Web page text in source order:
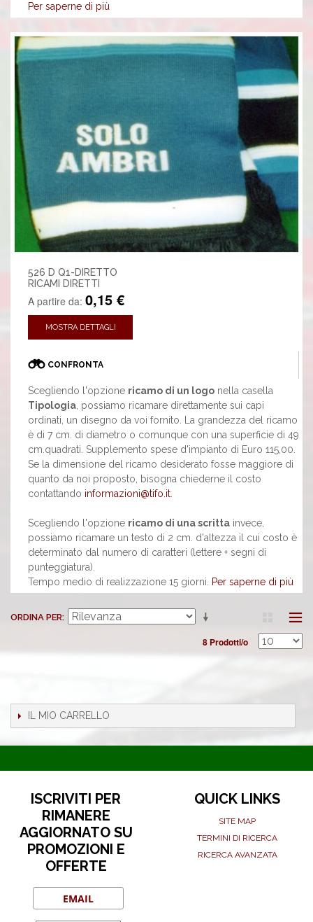
Per saperne di più
526 D Q1-DIRETTO
RICAMI DIRETTI
A partire da: 0,15 €
MOSTRA DETTAGLI
CONFRONTA
Scegliendo l'opzione ricamo di un logo nella casella
Tipologia , possiamo ricamare direttamente sui capi
ordinati, un disegno da voi fornito. La grandezza del ricamo
è di 7 cm. di diametro o comunque con una superficie di 49
cm.quadrati. Supplemento spese d'impianto di Euro 115,00.
Se la dimensione del ricamo desiderato fosse maggiore di
quanto da noi proposto, bisogna chiederne il costo
contattando informazioni@tifo.it
Scegliendo l'opzione ricamo di una scritta invece,
possiamo ricamare un testo di 2 cm. d'altezza il cui costo è
determinato dal numero di caratteri (lettere + segni di
punteggiatura).
Tempo medio di realizzazione 15 giorni.
Per saperne di più
ORDINA PER
8 Prodotti/o
IL MIO CARRELLO
ISCRIVITI PER
RIMANERE
AGGIORNATO SU
PROMOZIONI E
OFFERTE
QUICK LINKS
SITE MAP
TERMINI DI RICERCA
RICERCA AVANZATA